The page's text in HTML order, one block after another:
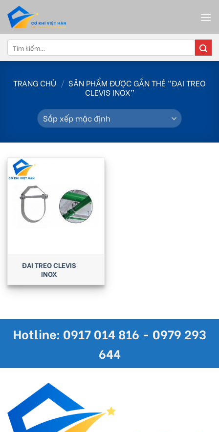
content
Tìm
kiếm:
TRANG CHỦ / SẢN PHẨM ĐƯỢC GẮN THẺ “ĐAI TREO
CLEVIS INOX”
ĐAI TREO CLEVIS
INOX
Hotline: 0917 014 816 - 0979 293
644